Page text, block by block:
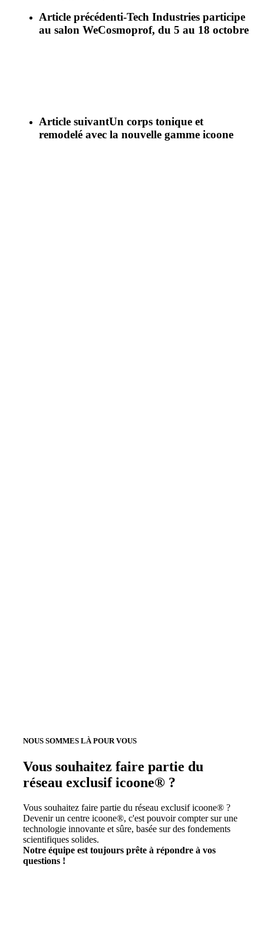
Article précédenti-Tech Industries participe
au salon WeCosmoprof, du 5 au 18 octobre
Article suivantUn corps tonique et
remodelé avec la nouvelle gamme icoone
NOUS SOMMES LÀ POUR VOUS
Vous souhaitez faire partie du
réseau exclusif icoone® ?
Vous souhaitez faire partie du réseau exclusif icoone® ?
Devenir un centre icoone®, c'est pouvoir compter sur une
technologie innovante et sûre, basée sur des fondements
scientifiques solides.
Notre équipe est toujours prête à répondre à vos
questions !